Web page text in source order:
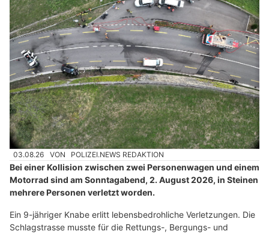
03.08.26 VON POLIZEI.NEWS REDAKTION
Bei einer Kollision zwischen zwei Personenwagen und einem
Motorrad sind am Sonntagabend, 2. August 2026, in Steinen
mehrere Personen verletzt worden.
Ein 9-jähriger Knabe erlitt lebensbedrohliche Verletzungen. Die
Schlagstrasse musste für die Rettungs-, Bergungs- und